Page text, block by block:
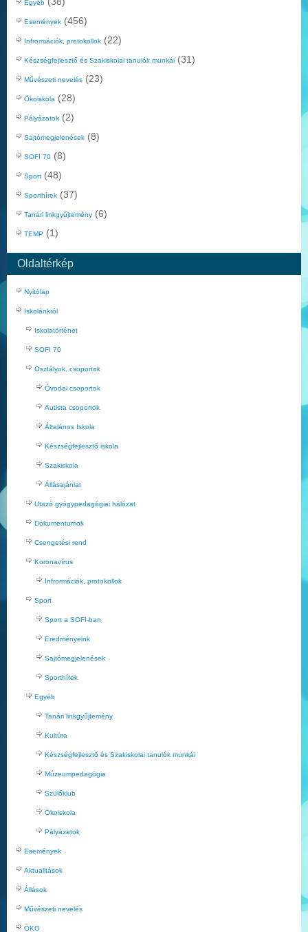
Egyéb
Események (456)
Infrormációk, protokollok (22)
Készségfejlesztő és Szakiskolai tanulók munkái (31)
Művészeti nevelés (23)
Ökoiskola (28)
Pályázatok (2)
Sajtómegjelenések (8)
SOFI 70 (8)
Sport (48)
Sporthírek (37)
Tanári linkgyűjtemény (6)
TEMP (1)
Oldaltérkép
Nyitólap
Iskolánkról
Iskolatörténet
SOFI 70
Osztályok, csoportok
Óvodai csoportok
Autista csoportok
Általános Iskola
Készségfejlesztő iskola
Szakiskola
Állásajánlat
Utazó gyógypedagógiai hálózat
Dokumentumok
Csengetési rend
Koronavírus
Infrormációk, protokollok
Sport
Sport a SOFI-ban
Eredményeink
Sajtómegjelenések
Sporthírek
Egyéb
Tanári linkgyűjtemény
Kultúra
Készségfejlesztő és Szakiskolai tanulók munkái
Múzeumpedagógia
Szülőklub
Ökoiskola
Pályázatok
Események
Aktualitások
Állások
Művészeti nevelés
ÖKO